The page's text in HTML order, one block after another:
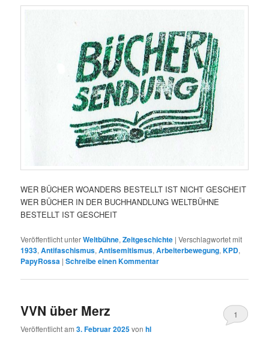
WER BÜCHER WOANDERS BESTELLT IST NICHT GESCHEIT
WER BÜCHER IN DER BUCHHANDLUNG WELTBÜHNE
BESTELLT IST GESCHEIT
Veröffentlicht unterWeltbühne,Zeitgeschichte |Verschlagwortet mit
1933,Antifaschismus,Antisemitismus,Arbeiterbewegung,KPD,
PapyRossa |Schreibe einen Kommentar
VVN über Merz
Veröffentlicht am3. Februar 2025vonhl
1